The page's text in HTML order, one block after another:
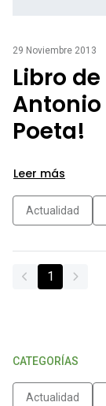
29 Noviembre 2013
Libro
Antonio
Poeta!
Leer más
Actualidad
1
CATEGORÍAS
Actualidad